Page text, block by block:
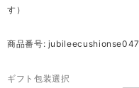
す）
商品番号:
ギフト包装選択